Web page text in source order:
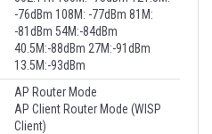
-76dBm 108M: -77dBm 81M:
-81dBm 54M:-84dBm
40.5M:-88dBm 27M:-91dBm
13.5M:-93dBm
AP Router Mode
AP Client Router Mode (WISP
Client)